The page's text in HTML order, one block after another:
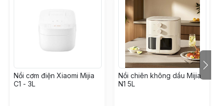
Nồi cơm điện Xiaomi Mijia
C1 - 3L
Nồi chiên không dầu Mijia
N1 5L